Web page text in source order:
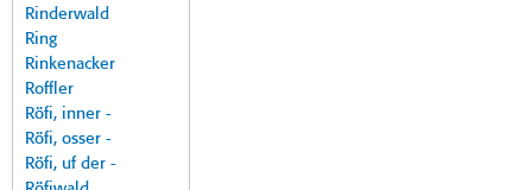
Rinderwald
Ring
Rinkenacker
Roffler
Röfi, inner -
Röfi, osser -
Röfi, uf der -